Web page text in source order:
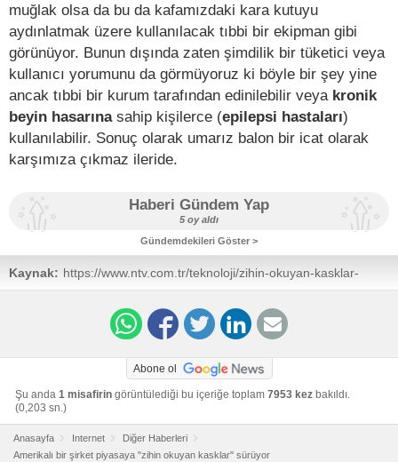
muğlak olsa da bu da kafamızdaki kara kutuyu
aydınlatmak üzere kullanılacak tıbbi bir ekipman gibi
görünüyor. Bunun dışında zaten şimdilik bir tüketici veya
kullanıcı yorumunu da görmüyoruz ki böyle bir şey yine
ancak tıbbi bir kurum tarafından edinilebilir veya kronik
beyin hasarınasahip kişilerce (epilepsi hastaları)
kullanılabilir. Sonuç olarak umarız balon bir icat olarak
karşımıza çıkmaz ileride.
Haberi Gündem Yap
5 oy aldı
Gündemdekileri Göster >
Kaynak: https://www.ntv.com.tr/teknoloji/zihin-okuyan-kasklar-
satisa-cikiyor-fiyati-50-bin-
Abone ol
Şu anda 1 misafirin görüntülediği bu içeriğe toplam 7953 kez bakıldı.
(0,203 sn.)
Anasayfa Internet
Diğer Haberleri
Amerikalı bir şirket piyasaya "zihin okuyan kasklar" sürüyor